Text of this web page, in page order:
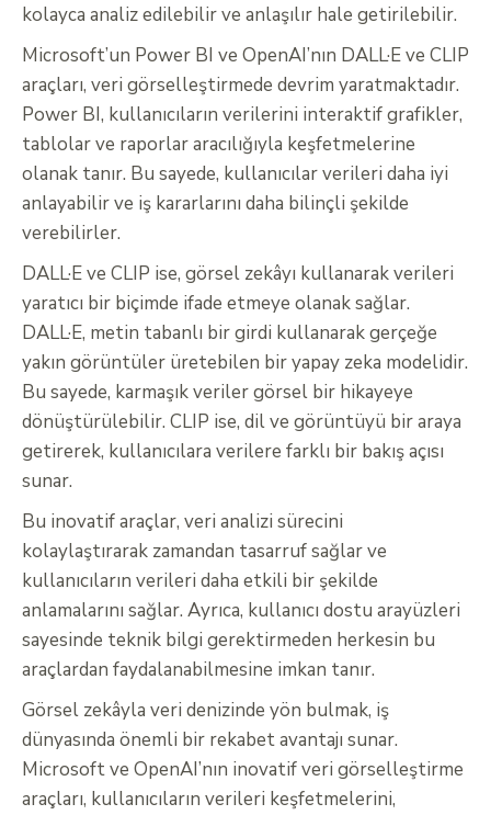
kolayca analiz edilebilir ve anlaşılır hale getirilebilir.
Microsoft’un Power BI ve OpenAI’nın DALL·E ve CLIP
araçları, veri görselleştirmede devrim yaratmaktadır.
Power BI, kullanıcıların verilerini interaktif grafikler,
tablolar ve raporlar aracılığıyla keşfetmelerine
olanak tanır. Bu sayede, kullanıcılar verileri daha iyi
anlayabilir ve iş kararlarını daha bilinçli şekilde
verebilirler.
DALL·E ve CLIP ise, görsel zekâyı kullanarak verileri
yaratıcı bir biçimde ifade etmeye olanak sağlar.
DALL·E, metin tabanlı bir girdi kullanarak gerçeğe
yakın görüntüler üretebilen bir yapay zeka modelidir.
Bu sayede, karmaşık veriler görsel bir hikayeye
dönüştürülebilir. CLIP ise, dil ve görüntüyü bir araya
getirerek, kullanıcılara verilere farklı bir bakış açısı
sunar.
Bu inovatif araçlar, veri analizi sürecini
kolaylaştırarak zamandan tasarruf sağlar ve
kullanıcıların verileri daha etkili bir şekilde
anlamalarını sağlar. Ayrıca, kullanıcı dostu arayüzleri
sayesinde teknik bilgi gerektirmeden herkesin bu
araçlardan faydalanabilmesine imkan tanır.
Görsel zekâyla veri denizinde yön bulmak, iş
dünyasında önemli bir rekabet avantajı sunar.
Microsoft ve OpenAI’nın inovatif veri görselleştirme
araçları, kullanıcıların verileri keşfetmelerini,